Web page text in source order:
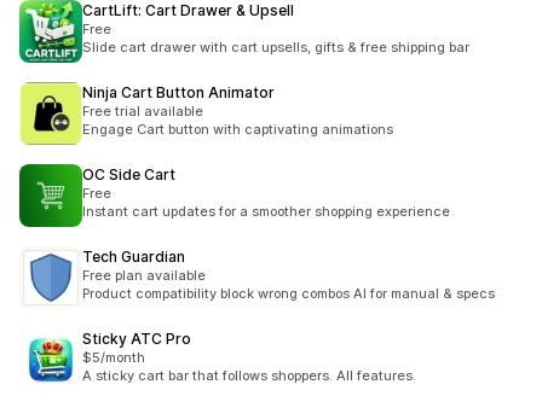
CartLift: Cart Drawer & Upsell
Free
Slide cart drawer with cart upsells, gifts & free shipping bar
Ninja Cart Button Animator
Free trial available
Engage Cart button with captivating animations
OC Side Cart
Free
Instant cart updates for a smoother shopping experience
Tech Guardian
Free plan available
Product compatibility block wrong combos AI for manual & specs
Sticky ATC Pro
$5/month
A sticky cart bar that follows shoppers. All features.